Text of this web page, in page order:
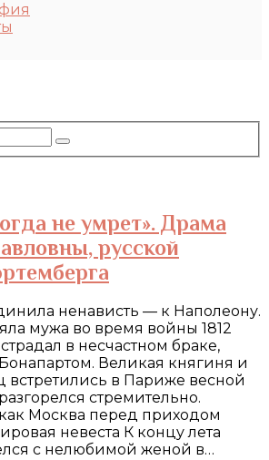
не умрет». Драма
русской
ненависть — к Наполеону.
мужа во время войны 1812
в несчастном браке,
Великая княгиня и
в Париже весной
стремительно.
Москва перед приходом
невеста К концу лета
с нелюбимой женой в…